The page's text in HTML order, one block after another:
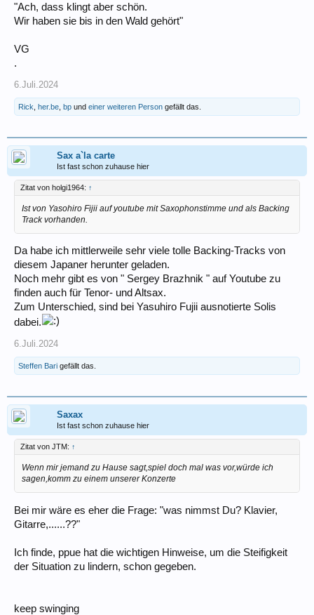
"Ach, dass klingt aber schön.
Wir haben sie bis in den Wald gehört"
VG
.
6.Juli.2024
Rick her.be bp und einer weiteren Person gefällt das.
Sax a`la carte
Ist fast schon zuhause hier
Zitat von holgi1964: ↑
Ist von Yasohiro Fijii auf youtube mit Saxophonstimme und als Backing
Track vorhanden.
Da habe ich mittlerweile sehr viele tolle Backing-Tracks von
diesem Japaner herunter geladen.
Noch mehr gibt es von " Sergey Brazhnik " auf Youtube zu
finden auch für Tenor- und Altsax.
Zum Unterschied, sind bei Yasuhiro Fujii ausnotierte Solis
dabei.
6.Juli.2024
Steffen Bari gefällt das.
Saxax
Ist fast schon zuhause hier
Zitat von JTM: ↑
Wenn mir jemand zu Hause sagt,spiel doch mal was vor,würde ich
sagen,komm zu einem unserer Konzerte
Bei mir wäre es eher die Frage: "was nimmst Du? Klavier,
Gitarre,......??"
Ich finde, ppue hat die wichtigen Hinweise, um die Steifigkeit
der Situation zu lindern, schon gegeben.
keep swinging